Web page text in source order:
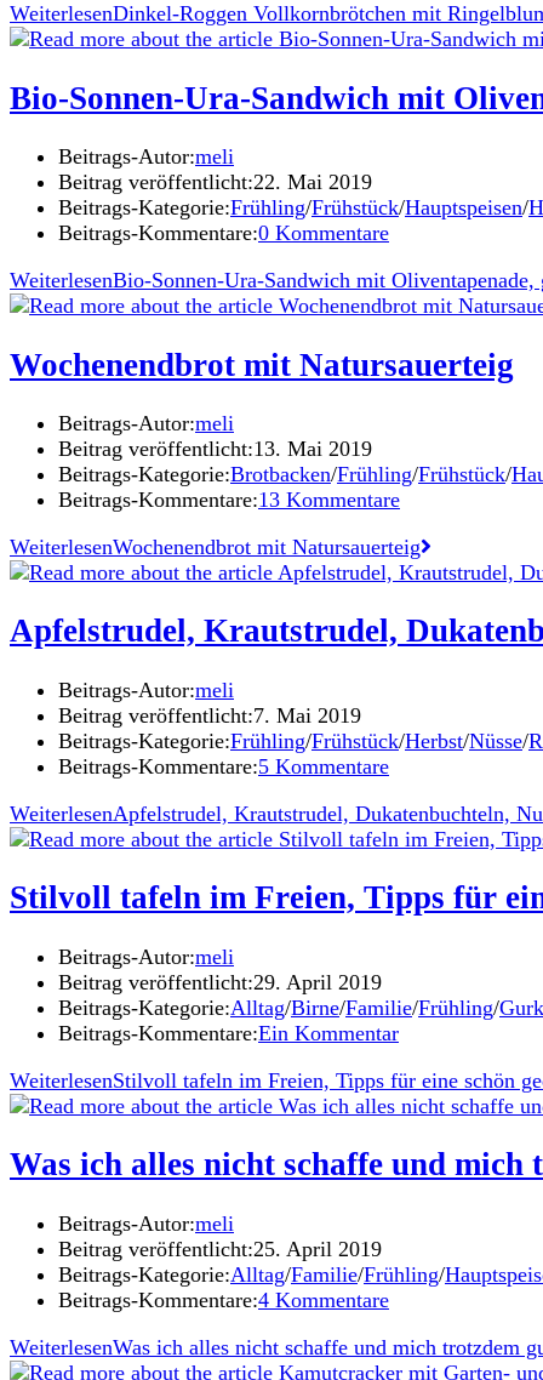
WeiterlesenDinkel-Roggen Vollkornbrötchen mit
Bio-Sonnen-Ura-Sandwich mit
Beitrags-Autor:meli
Beitrag veröffentlicht:22. Mai 2019
Beitrags-Kategorie:Frühling/Frühstück/Hauptspeisen/
Beitrags-Kommentare:0 Kommentare
WeiterlesenBio-Sonnen-Ura-Sandwich mit
Wochenendbrot mit Natursauerteig
Beitrags-Autor:meli
Beitrag veröffentlicht:13. Mai 2019
Beitrags-Kategorie:Brotbacken/Frühling/Frühstück/
Beitrags-Kommentare:13 Kommentare
WeiterlesenWochenendbrot mit Natursauerteig
Apfelstrudel, Krautstrudel,
Beitrags-Autor:meli
Beitrag veröffentlicht:7. Mai 2019
Beitrags-Kategorie:Frühling/Frühstück/Herbst/Nüsse/
Beitrags-Kommentare:5 Kommentare
WeiterlesenApfelstrudel, Krautstrudel, Dukatenbuchteln,
Stilvoll tafeln im Freien, Tipps für
Beitrags-Autor:meli
Beitrag veröffentlicht:29. April 2019
Beitrags-Kategorie:Alltag/Birne/Familie/Frühling/
Beitrags-Kommentare:Ein Kommentar
WeiterlesenStilvoll tafeln im Freien, Tipps für eine schön
Was ich alles nicht schaffe und
Beitrags-Autor:meli
Beitrag veröffentlicht:25. April 2019
Beitrags-Kategorie:Alltag/Familie/Frühling/
Beitrags-Kommentare:4 Kommentare
WeiterlesenWas ich alles nicht schaffe und mich trotzdem